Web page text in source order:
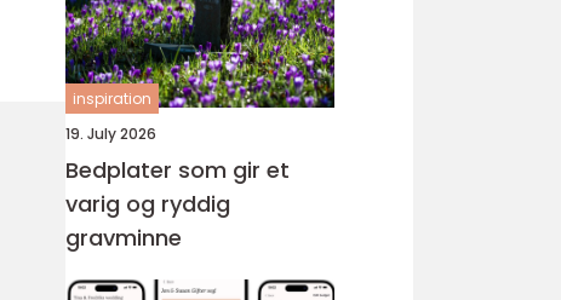
inspiration
19. July 2026
Bedplater som gir et
varig og ryddig
gravminne